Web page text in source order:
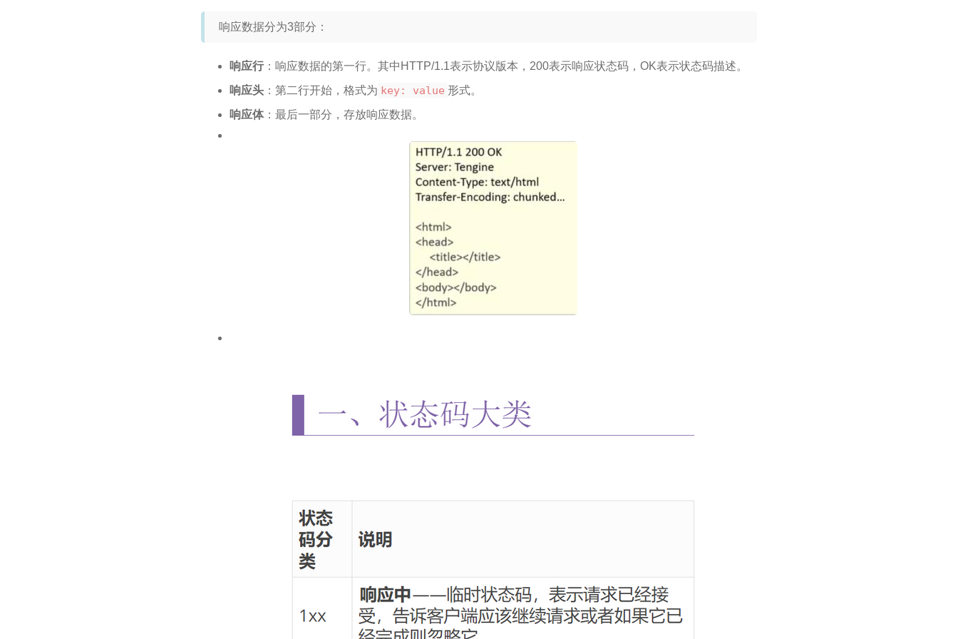
响应数据分为3部分：
响应行：响应数据的第一行。其中HTTP/1.1表示协议版本，200表示响应状态码，OK表示状态码描述。
响应头 ：第二行开始，格式为 key: value 形式。
响应体：最后一部分，存放响应数据。